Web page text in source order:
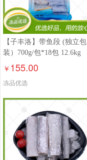
【子丰洛】带鱼段 (独立包
装）700g/包*18包 12.6kg
￥ 155.00
冻品优选